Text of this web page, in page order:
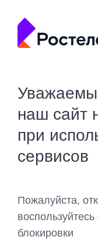
наш сайт
при
сервисов
Пожалуйста,
блокировки